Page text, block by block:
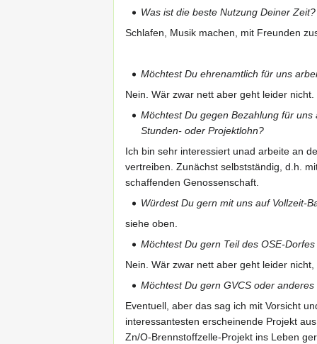
Was ist die beste Nutzung Deiner Zeit?
Schlafen, Musik machen, mit Freunden
Möchtest Du ehrenamtlich für uns
Nein. Wär zwar nett aber geht leider
Möchtest Du gegen Bezahlung für
Stunden- oder Projektlohn?
Ich bin sehr interessiert unad arbeite an
vertreiben. Zunächst selbstständig, d.h.
schaffenden Genossenschaft.
Würdest Du gern mit uns auf Vollzeit-
siehe oben.
Möchtest Du gern Teil des OSE-
Nein. Wär zwar nett aber geht leider
Möchtest Du gern GVCS oder
Eventuell, aber das sag ich mit Vorsicht
interessantesten erscheinende Projekt
Zn/O-Brennstoffzelle-Projekt ins Leben